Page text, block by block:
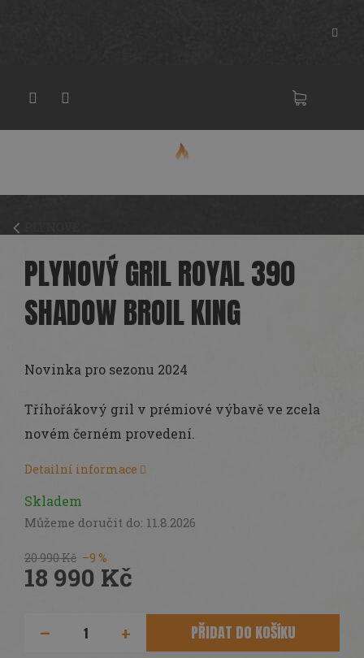
PLYNOVÝ GRIL ROYAL 390
SHADOW BROIL KING
20 990 Kč –9 %
18 990 Kč
Skladem
Můžeme doručit do: 11.8.2026
PŘIDAT DO KOŠÍKU
Novinka pro sezonu 2024
Tříhořákový gril v prémiové výbavě ve zcela
novém černém provedení.
Detailní informace